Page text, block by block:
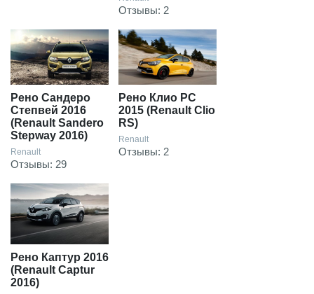
Отзывы: 2
Рено Сандеро
Степвей 2016
(Renault Sandero
Stepway 2016)
Renault
Отзывы: 29
Рено Клио РС
2015 (Renault Clio
RS)
Renault
Отзывы: 2
Рено Каптур 2016
(Renault Captur
2016)